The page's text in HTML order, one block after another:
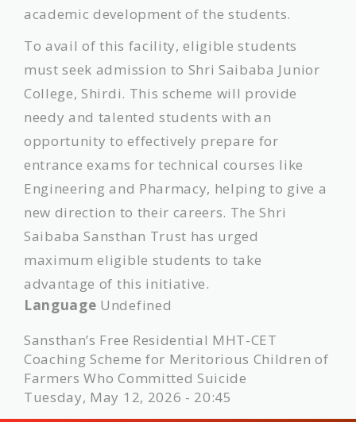
academic development of the students.
​To avail of this facility, eligible students
must seek admission to Shri Saibaba Junior
College, Shirdi. This scheme will provide
needy and talented students with an
opportunity to effectively prepare for
entrance exams for technical courses like
Engineering and Pharmacy, helping to give a
new direction to their careers. The Shri
Saibaba Sansthan Trust has urged
maximum eligible students to take
advantage of this initiative.
Language Undefined
Sansthan’s Free Residential MHT-CET
Coaching Scheme for Meritorious Children of
Farmers Who Committed Suicide
Tuesday, May 12, 2026 - 20:45